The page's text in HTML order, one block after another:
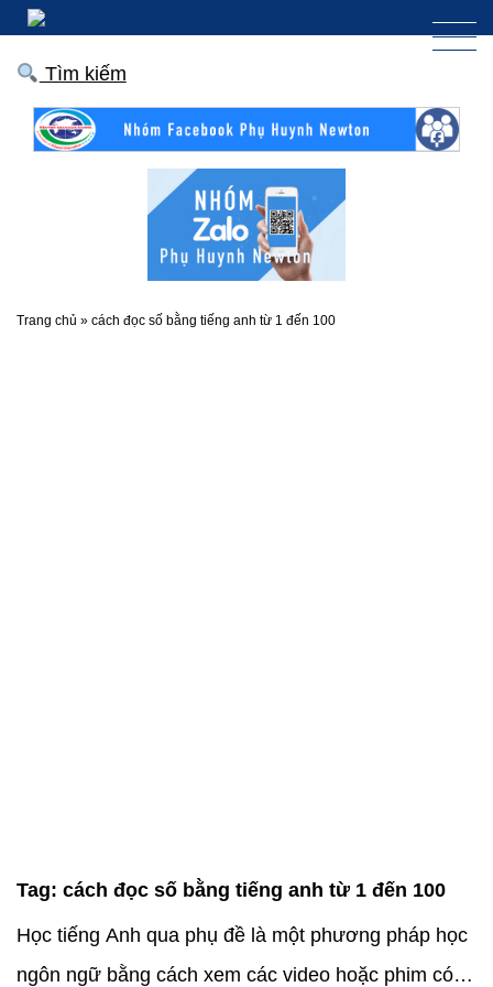
Tìm kiếm
Trang chủ » cách đọc số bằng tiếng anh từ 1 đến 100
Tag: cách đọc số bằng tiếng anh từ 1 đến 100
Học tiếng Anh qua phụ đề là một phương pháp học
ngôn ngữ bằng cách xem các video hoặc phim có